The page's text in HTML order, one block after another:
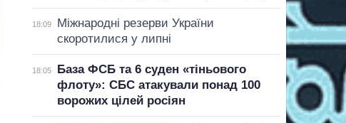
18:09
Міжнародні резерви України
скоротилися у липні
18:05
База ФСБ та 6 суден «тіньового
флоту»: СБС атакували понад 100
ворожих цілей росіян